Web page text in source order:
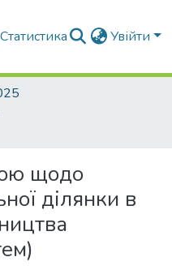
Статистика Увійти
щодо
ділянки в